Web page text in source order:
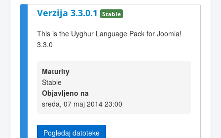
Verzija 3.3.0.1 Stable
This is the Uyghur Language Pack for Joomla!
3.3.0
Maturity
Stable
Objavljeno na
sreda, 07 maj 2014 23:00
Pogledaj datoteke